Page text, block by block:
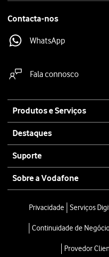
Contacta-nos
WhatsApp
Fala connosco
map
Produtos e Serviços
Destaques
Suporte
Sobre a Vodafone
Privacidade Serviços
Continuidade de
Provedor